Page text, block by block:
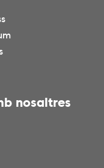
nosaltres